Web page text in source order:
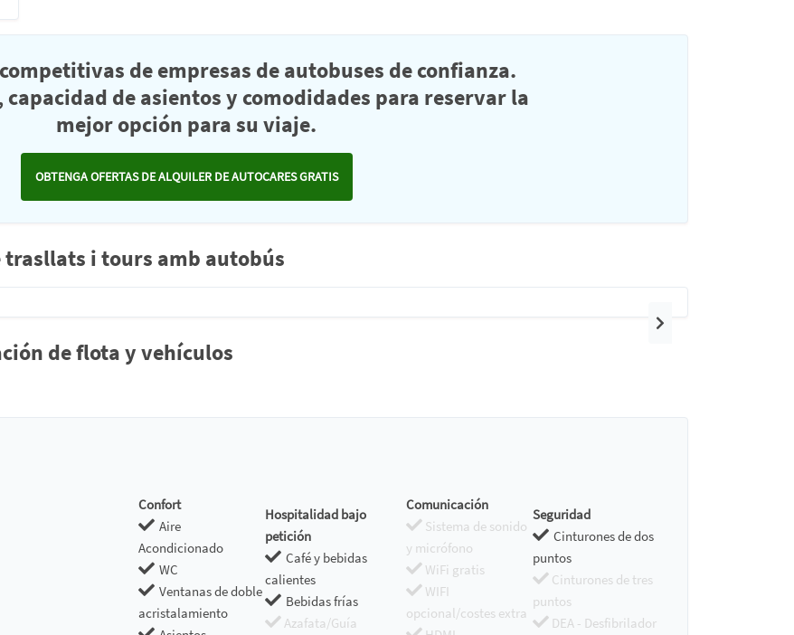
de empresas de autobuses de confianza.
capacidad de asientos y comodidades para reservar la
mejor opción para su viaje.
OBTENGA OFERTAS DE ALQUILER DE AUTOCARES GRATIS
trasllats i tours amb autobús
Siguiente
de flota y vehículos
Confort
Aire
Acondicionado
WC
Ventanas de doble
acristalamiento
Hospitalidad bajo
petición
Café y bebidas
calientes
Bebidas frías
Azafata/Guía
Comunicación
Sistema de sonido
y micrófono
WiFi gratis
WIFI
opcional/costes extra
Seguridad
Cinturones de dos
puntos
Cinturones de tres
puntos
DEA - Desfibrilador